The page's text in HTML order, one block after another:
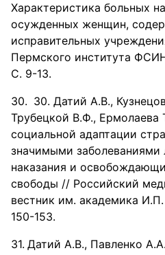
Характеристика больных
осужденных женщин,
исправительных
Пермского института
С. 9-13.
30. Датий А.В.,
Трубецкой В.Ф.,
социальной адаптации
значимыми
наказания и
свободы // Российский
вестник им. академика
150-153.
Датий А.В., Павленко